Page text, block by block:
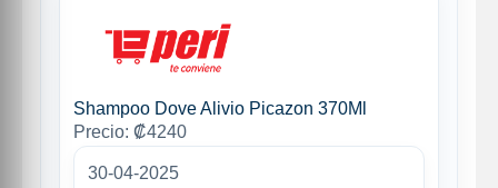
Shampoo Dove Alivio Picazon 370Ml
Precio: ₡4240
30-04-2025